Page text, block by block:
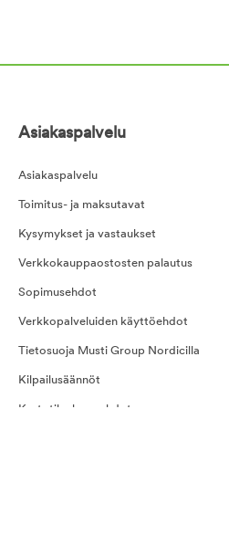
Asiakaspalvelu
Asiakaspalvelu
Toimitus- ja maksutavat
Kysymykset ja vastaukset
Verkkokauppaostosten palautus
Sopimusehdot
Verkkopalveluiden käyttöehdot
Tietosuoja Musti Group Nordicilla
Kilpailusäännöt
Kestotilauksen ehdot